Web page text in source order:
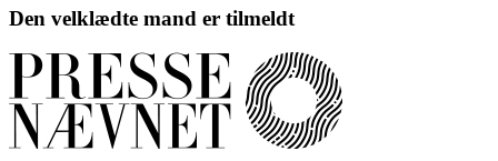
Den velklædte mand er tilmeldt